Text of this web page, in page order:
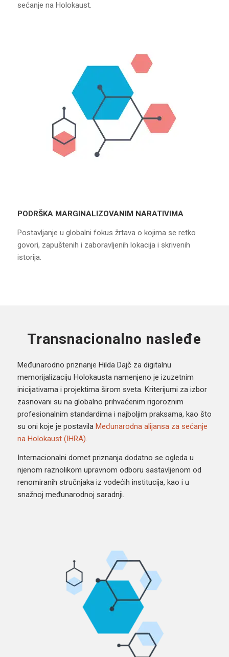
sećanje na Holokaust.
PODRŠKA MARGINALIZOVANIM NARATIVIMA
Postavljanje u globalni fokus žrtava o kojima se retko
govori, zapuštenih i zaboravljenih lokacija i skrivenih
istorija.
Transnacionalno nasleđe
Međunarodno priznanje Hilda Dajč za digitalnu
memorijalizaciju Holokausta namenjeno je izuzetnim
inicijativama i projektima širom sveta. Kriterijumi za izbor
zasnovani su na globalno prihvaćenim rigoroznim
profesionalnim standardima i najboljim praksama, kao što
su oni koje je postavila Međunarodna alijansa za sećanje
na Holokaust (IHRA).
Internacionalni domet priznanja dodatno se ogleda u
njenom raznolikom upravnom odboru sastavljenom od
renomiranih stručnjaka iz vodećih institucija, kao i u
snažnoj međunarodnoj saradnji.